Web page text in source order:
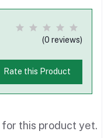
(0 reviews)
Rate this Product
this product yet.